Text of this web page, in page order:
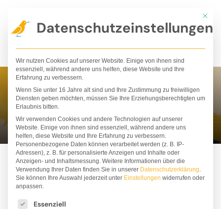
Inhalt
springen
Ann Kim Ha
Mit
Datenschutzeinstellungen
Wir nutzen Cookies auf unserer Website. Einige von ihnen sind
essenziell, während andere uns helfen, diese Website und Ihre
Erfahrung zu verbessern.
Wenn Sie unter 16 Jahre alt sind und Ihre Zustimmung zu freiwilligen
Diensten geben möchten, müssen Sie Ihre Erziehungsberechtigten um
Erlaubnis bitten.
Wir verwenden Cookies und andere Technologien auf unserer
Website. Einige von ihnen sind essenziell, während andere uns
helfen, diese Website und Ihre Erfahrung zu verbessern.
Personenbezogene Daten können verarbeitet werden (z. B. IP-
Adressen), z. B. für personalisierte Anzeigen und Inhalte oder
Anzeigen- und Inhaltsmessung. Weitere Informationen über die
Verwendung Ihrer Daten finden Sie in unserer Datenschutzerklärung.
Sie können Ihre Auswahl jederzeit unter Einstellungen widerrufen oder
anpassen.
Es folgt eine Liste der Service-Gruppen, für die
Essenziell